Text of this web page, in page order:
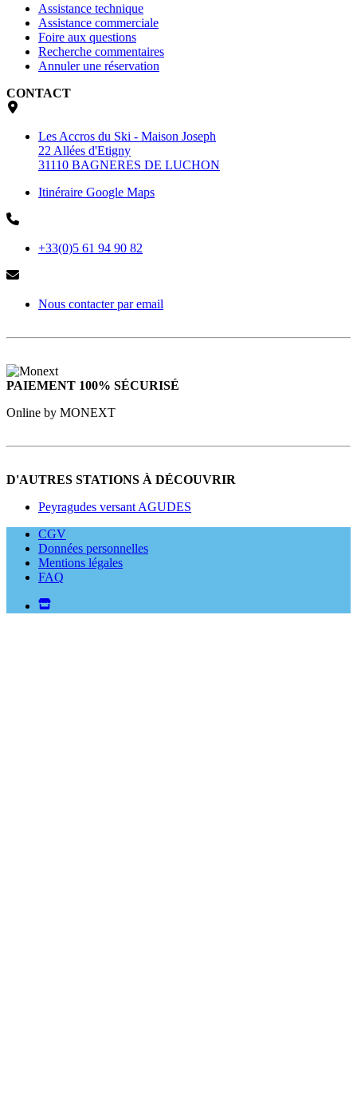
Assistance technique
Assistance commerciale
Foire aux questions
Recherche commentaires
Annuler une réservation
CONTACT
Les Accros du Ski - Maison Joseph
22 Allées d'Etigny
31110 BAGNERES DE LUCHON
Itinéraire Google Maps
+33(0)5 61 94 90 82
Nous contacter par email
PAIEMENT 100% SÉCURISÉ
Online by MONEXT
D'AUTRES STATIONS À DÉCOUVRIR
Peyragudes versant AGUDES
CGV
Données personnelles
Mentions légales
FAQ